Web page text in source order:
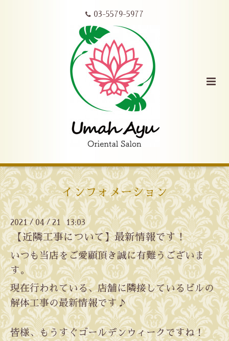
03-5579-5977
インフォメーション
2021/04/21 13:03
【近隣工事について】最新情報です！
いつも当店をご愛顧頂き誠に有難うございま
す。
現在行われている、店舗に隣接しているビルの
解体工事の最新情報です♪
皆様、もうすぐゴールデンウィークですね！